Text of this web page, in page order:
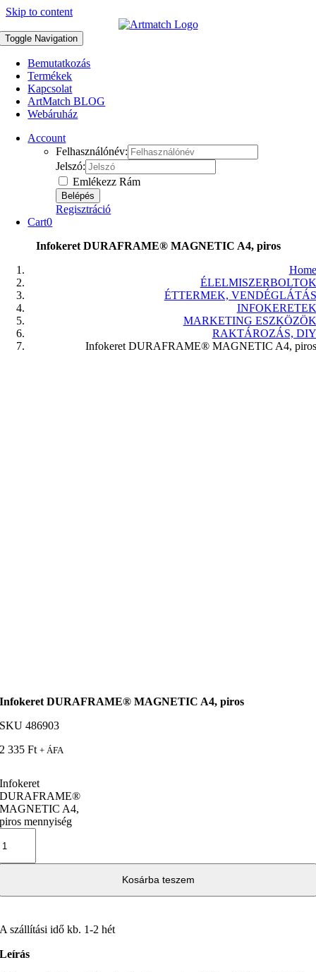
Skip to content
Toggle Navigation
Bemutatkozás
Termékek
Kapcsolat
ArtMatch BLOG
Webáruház
Account
Felhasználónév:
Jelszó:
Emlékezz Rám
Regisztráció
Cart0
Infokeret DURAFRAME® MAGNETIC A4, piros
Home
ÉLELMISZERBOLTOK
ÉTTERMEK, VENDÉGLÁTÁS
INFOKERETEK
MARKETING ESZKÖZÖK
RAKTÁROZÁS, DIY
Infokeret DURAFRAME® MAGNETIC A4, piros
Infokeret DURAFRAME® MAGNETIC A4, piros
SKU486903
2 335Ft + ÁFA
Infokeret
DURAFRAME®
MAGNETIC A4,
piros mennyiség
Kosárba teszem
A szállítási idő kb. 1-2 hét
Leírás